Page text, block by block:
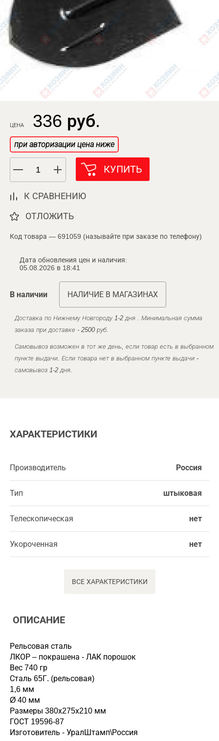
ЦЕНА 336 руб.
при авторизации цена ниже
КУПИТЬ
К СРАВНЕНИЮ
ОТЛОЖИТЬ
Код товара — 691059 (называйте при заказе по телефону)
Дата обновления цен и наличия:
05.08.2026 в 18:41
В наличии НАЛИЧИЕ В МАГАЗИНАХ
Доставка по Нижнему Новгороду 1-2 дня . Минимальная сумма
заказа при доставке - 2500 руб.
Самовывоз возможен в тот же день, если товар есть в выбранном
пункте выдачи. Если товара нет в выбранном пункте выдачи -
самовывоз 1-2 дня.
ХАРАКТЕРИСТИКИ
Производитель Россия
Тип штыковая
Телескопическая нет
Укороченная нет
ВСЕ ХАРАКТЕРИСТИКИ
ОПИСАНИЕ
Рельсовая сталь
ЛКОР – покрашена - ЛАК порошок
Вес 740 гр
Сталь 65Г. (рельсовая)
1,6 мм
Ø 40 мм
Размеры 380х275х210 мм
ГОСТ 19596-87
Изготовитель - УралШтамп\Россия